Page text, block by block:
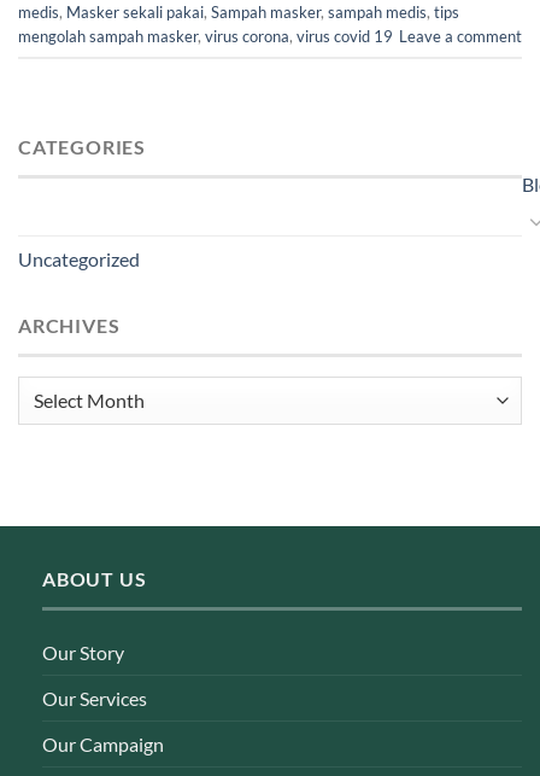
medis, Masker sekali pakai, Sampah masker, sampah medis, tips
mengolah sampah masker, virus corona, virus covid 19 Leave a comment
CATEGORIES
Uncategorized
ARCHIVES
Archives
ABOUT US
Our Story
Our Services
Our Campaign